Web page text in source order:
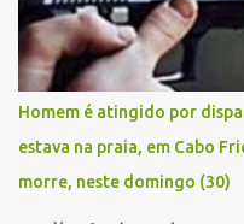
baleado foi identificado
político.
Homem é atingido por
estava na praia, em Cabo
morre, neste domingo (30)